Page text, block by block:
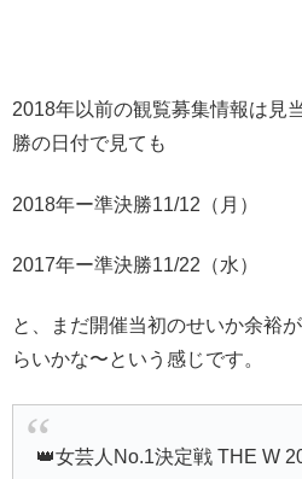
2018年以前の観覧募集情報は見
勝の日付で見ても
2018年ー準決勝11/12（月）
2017年ー準決勝11/22（水）
と、まだ開催当初のせいか余裕
らいかな〜という感じです。
👑女芸人No.1決定戦 THE W